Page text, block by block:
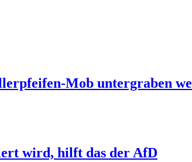
Mob untergraben
wird, hilft das der AfD